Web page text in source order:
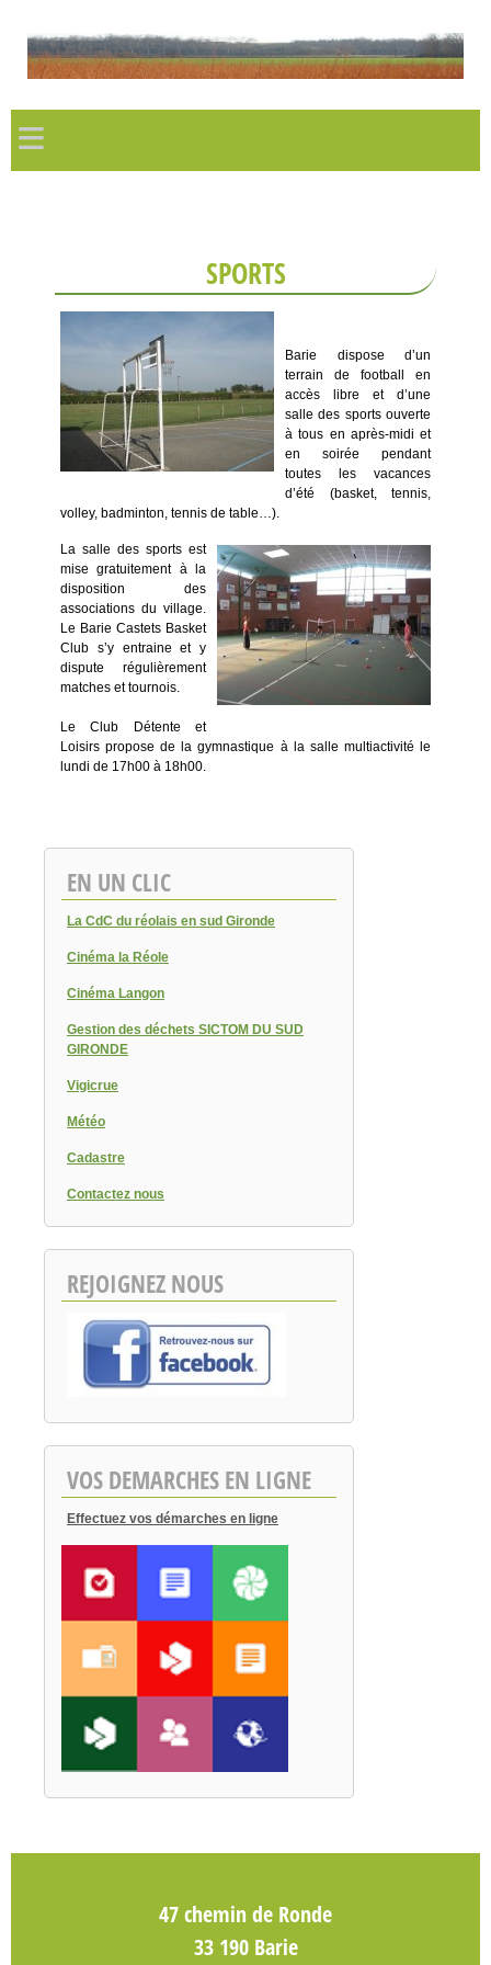
≡
SPORTS
Barie dispose d’un
terrain de football en
accès libre et d’une
salle des sports ouverte
à tous en après-midi et
en soirée pendant
toutes les vacances
d’été (basket, tennis,
volley, badminton, tennis de table…).
La salle des sports est
mise gratuitement à la
disposition des
associations du village.
Le Barie Castets Basket
Club s’y entraine et y
dispute régulièrement
matches et tournois.
Le Club Détente et
Loisirs propose de la gymnastique à la salle multiactivité le
lundi de 17h00 à 18h00.
EN UN CLIC
La CdC du réolais en sud Gironde
Cinéma la Réole
Cinéma Langon
Gestion des déchets SICTOM DU SUD
GIRONDE
Vigicrue
Météo
Cadastre
Contactez nous
REJOIGNEZ NOUS
VOS DEMARCHES EN LIGNE
Effectuez vos démarches en ligne
47 chemin de Ronde
33 190 Barie